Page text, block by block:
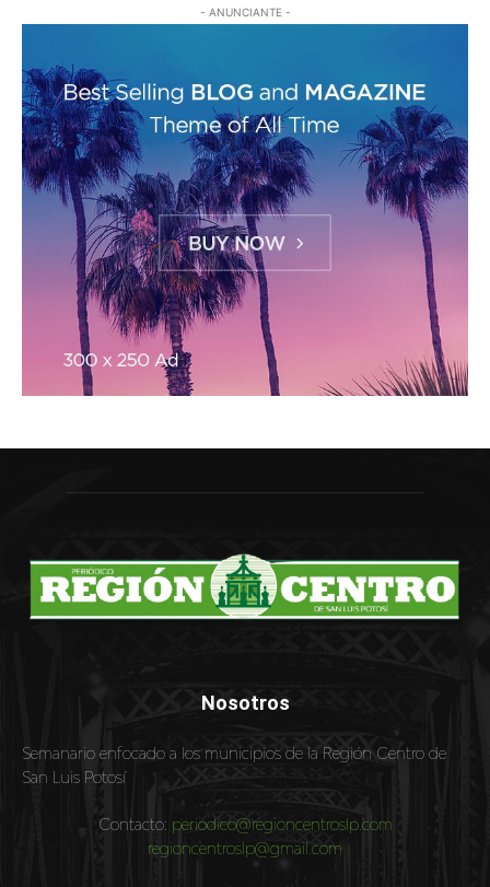
- ANUNCIANTE -
Nosotros
Semanario enfocado a los municipios de la Región Centro de
San Luis Potosí
Contacto: periodico@regioncentroslp.com
regioncentroslp@gmail.com